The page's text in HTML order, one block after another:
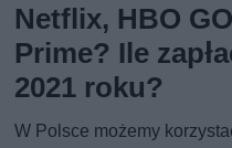
Netflix, HBO
Prime? Ile
2021 roku?
W Polsce możemy